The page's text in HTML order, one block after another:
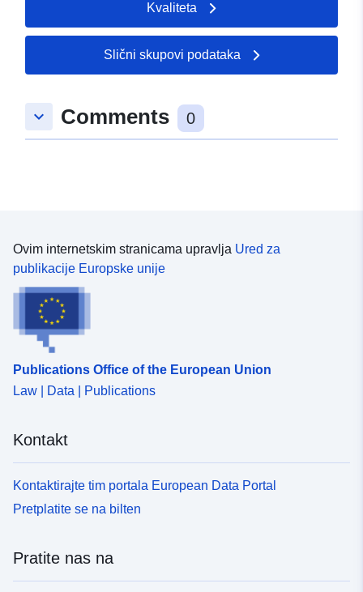
Kvaliteta
Slični skupovi podataka
keyboard_arrow_down Comments 0
Ovim internetskim stranicama upravlja Ured za
publikacije Europske unije
Publications Office of the European Union
Law | Data | Publications
Kontakt
Kontaktirajte tim portala European Data Portal
Pretplatite se na bilten
Pratite nas na